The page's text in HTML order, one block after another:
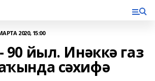
2020, 15:00
90 йыл. Инәккә газ
сәхифә